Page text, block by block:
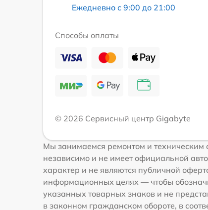
Ежедневно с 9:00 до 21:00
Способы оплаты
© 2026 Сервисный центр Gigabyte
Мы занимаемся ремонтом и техническим
независимо и не имеет официальной
характер и не являются публичной
информационных целях — чтобы
указанных товарных знаков и не
в законном гражданском обороте, в